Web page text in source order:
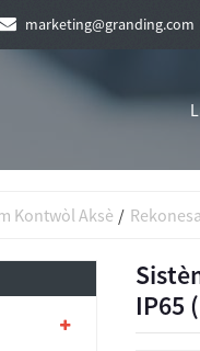
marketing@granding.com
Kontwòl Aksè
IP65